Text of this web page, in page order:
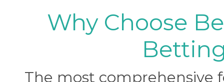
Why Choose
The most